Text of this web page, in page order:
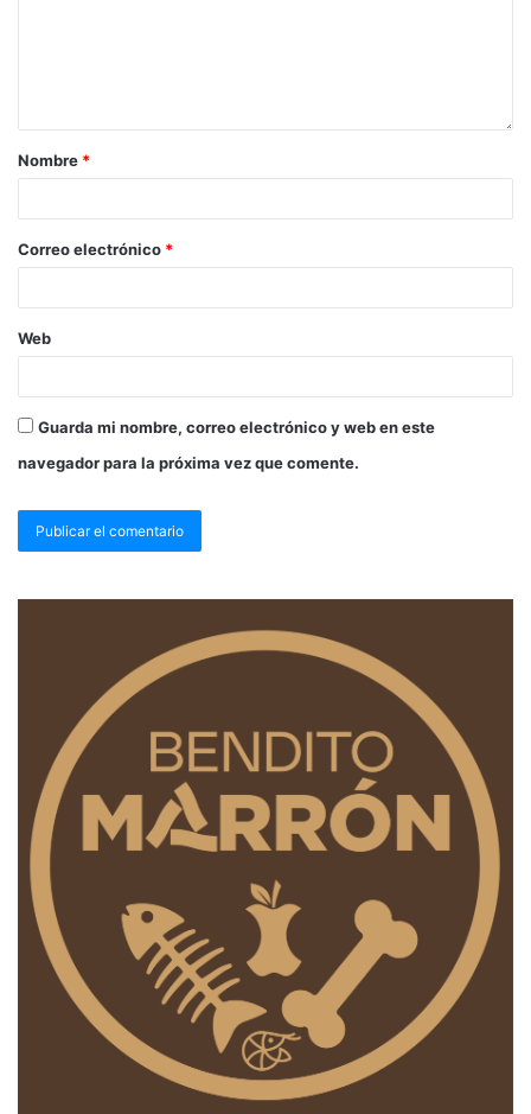
Nombre *
Correo electrónico *
Web
Guarda mi nombre, correo electrónico y web en este
navegador para la próxima vez que comente.